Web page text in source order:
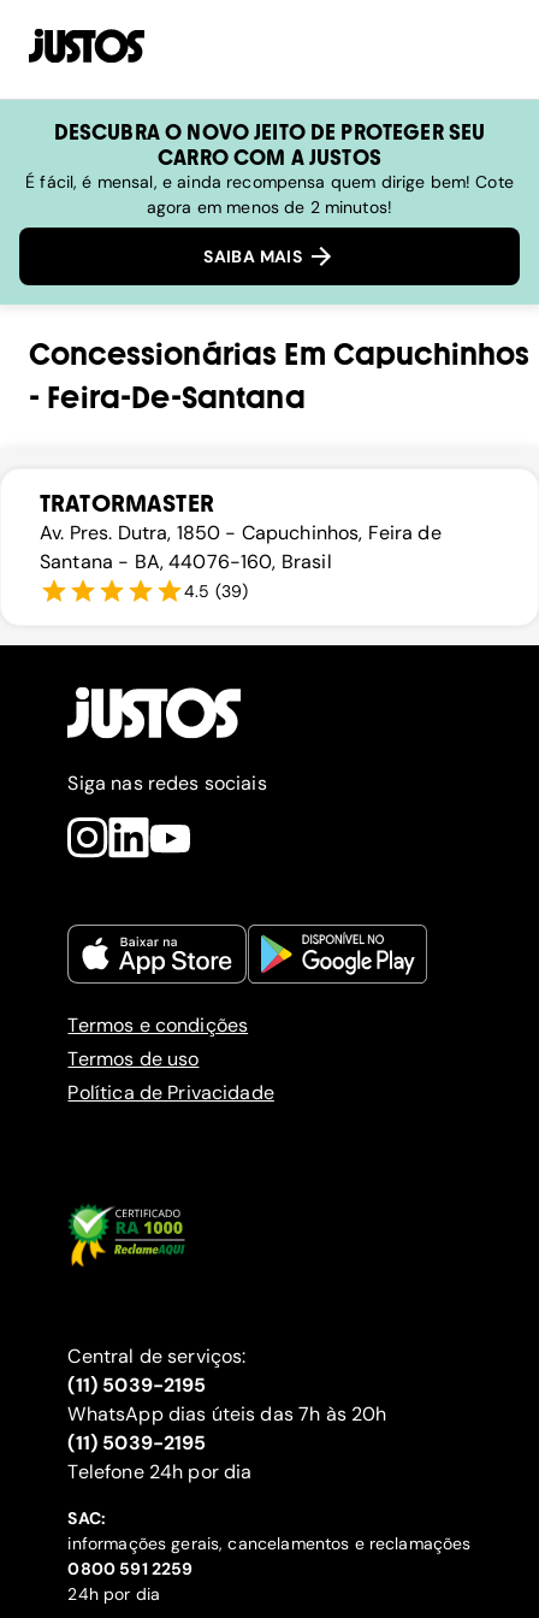
DESCUBRA O NOVO JEITO DE PROTEGER SEU
CARRO COM A JUSTOS
É fácil, é mensal, e ainda recompensa quem dirige bem! Cote
agora em menos de 2 minutos!
SAIBA MAIS
Concessionárias Em Capuchinhos
- Feira-De-Santana
TRATORMASTER
Av. Pres. Dutra, 1850 - Capuchinhos, Feira de
Santana - BA, 44076-160, Brasil
4.5 (39)
Siga nas redes sociais
Termos e condições
Termos de uso
Política de Privacidade
Central de serviços:
(11) 5039-2195
WhatsApp dias úteis das 7h às 20h
(11) 5039-2195
‍Telefone 24h por dia
SAC:
informações gerais, cancelamentos e reclamações
‍0800 591 2259
24h por dia